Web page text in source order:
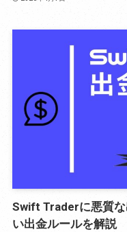
Swift Traderに悪質
い出金ルールを解説